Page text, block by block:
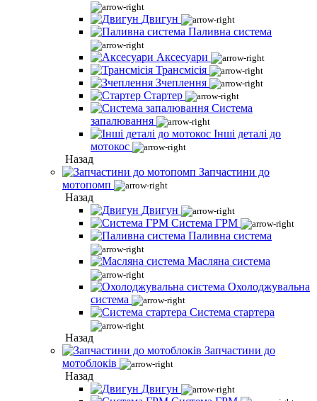
Двигун
Паливна система
Аксесуари
Трансмісія
Зчеплення
Стартер
Система
запалювання
Інші деталі до
мотокос
Назад
Запчастини до
мотопомп
Назад
Двигун
Система ГРМ
Паливна система
Масляна система
Охолоджувальна
система
Система стартера
Назад
Запчастини до
мотоблоків
Назад
Двигун